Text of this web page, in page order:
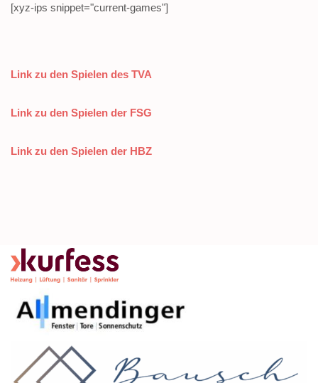
[xyz-ips snippet="current-games"]
Link zu den Spielen des TVA
Link zu den Spielen der FSG
Link zu den Spielen der HBZ